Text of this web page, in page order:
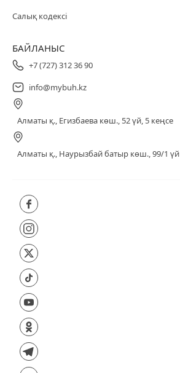
Салық кодексі
БАЙЛАНЫС
+7 (727) 312 36 90
info@mybuh.kz
Алматы қ., Егизбаева көш., 52 үй, 5 кеңсе
Алматы қ., Наурызбай батыр көш., 99/1 үй